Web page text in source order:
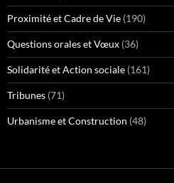
Proximité et Cadre de Vie (190)
Questions orales et Vœux (36)
Solidarité et Action sociale (161)
Tribunes (71)
Urbanisme et Construction (48)